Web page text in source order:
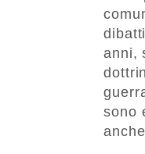
anni,
sono